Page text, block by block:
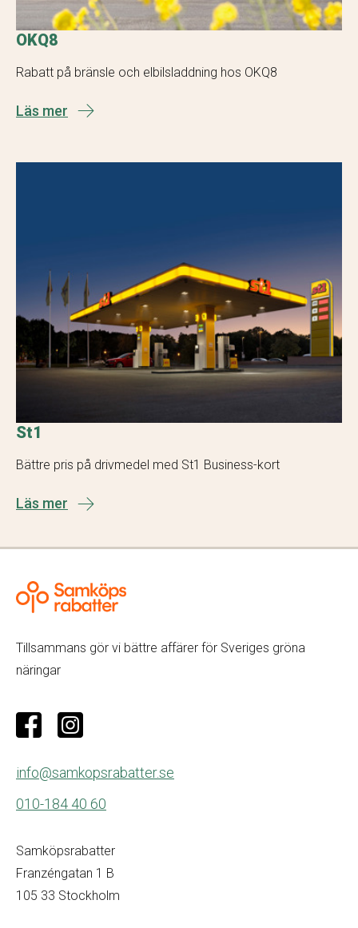
OKQ8
Rabatt på bränsle och elbilsladdning hos OKQ8
Läs mer
St1
Bättre pris på drivmedel med St1 Business-kort
Läs mer
Tillsammans gör vi bättre affärer för Sveriges gröna
näringar
info@samkopsrabatter.se
010-184 40 60
Samköpsrabatter
Franzéngatan 1 B
105 33 Stockholm